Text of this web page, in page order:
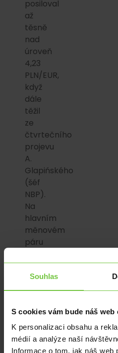
Souhlas
S cookies vám bude náš web
K personalizaci obsahu a
médií a analýze naší
Informace o tom, jak náš
posiloval
až
těsně
nad
úroveň
4,23
PLN/EUR,
když
dále
těžil
ze
čtvrtečního
projevu
A.
Glapińského
(šéf
NBP).
Na
hlavním
měnovém
páru
pátek
dolar
odevzdal
čtvrtečních
zisků
a
obchodování